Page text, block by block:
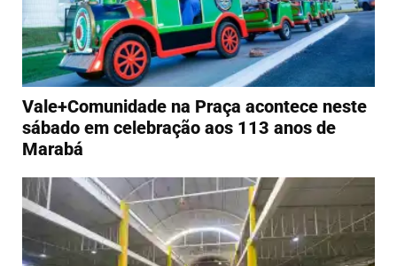
Vale+Comunidade na Praça acontece neste
sábado em celebração aos 113 anos de
Marabá